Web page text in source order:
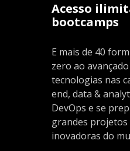
Acesso
bootcamps
E mais de 40
zero ao
tecnologias nas
end, data &
DevOps e se
grandes projetos
inovadoras do